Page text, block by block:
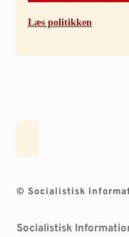
Læs politikken
© Socialistisk
Socialistisk